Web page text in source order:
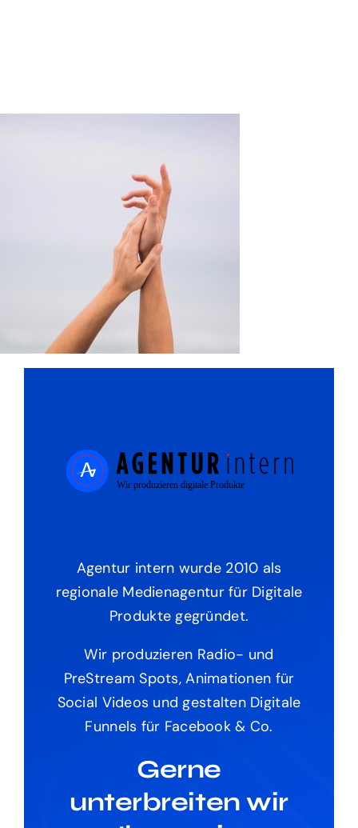
Agentur intern wurde 2010 als
regionale Medienagentur für Digitale
Produkte gegründet.
Wir produzieren Radio- und
PreStream Spots, Animationen für
Social Videos und gestalten Digitale
Funnels für Facebook & Co.
Gerne
unterbreiten wir